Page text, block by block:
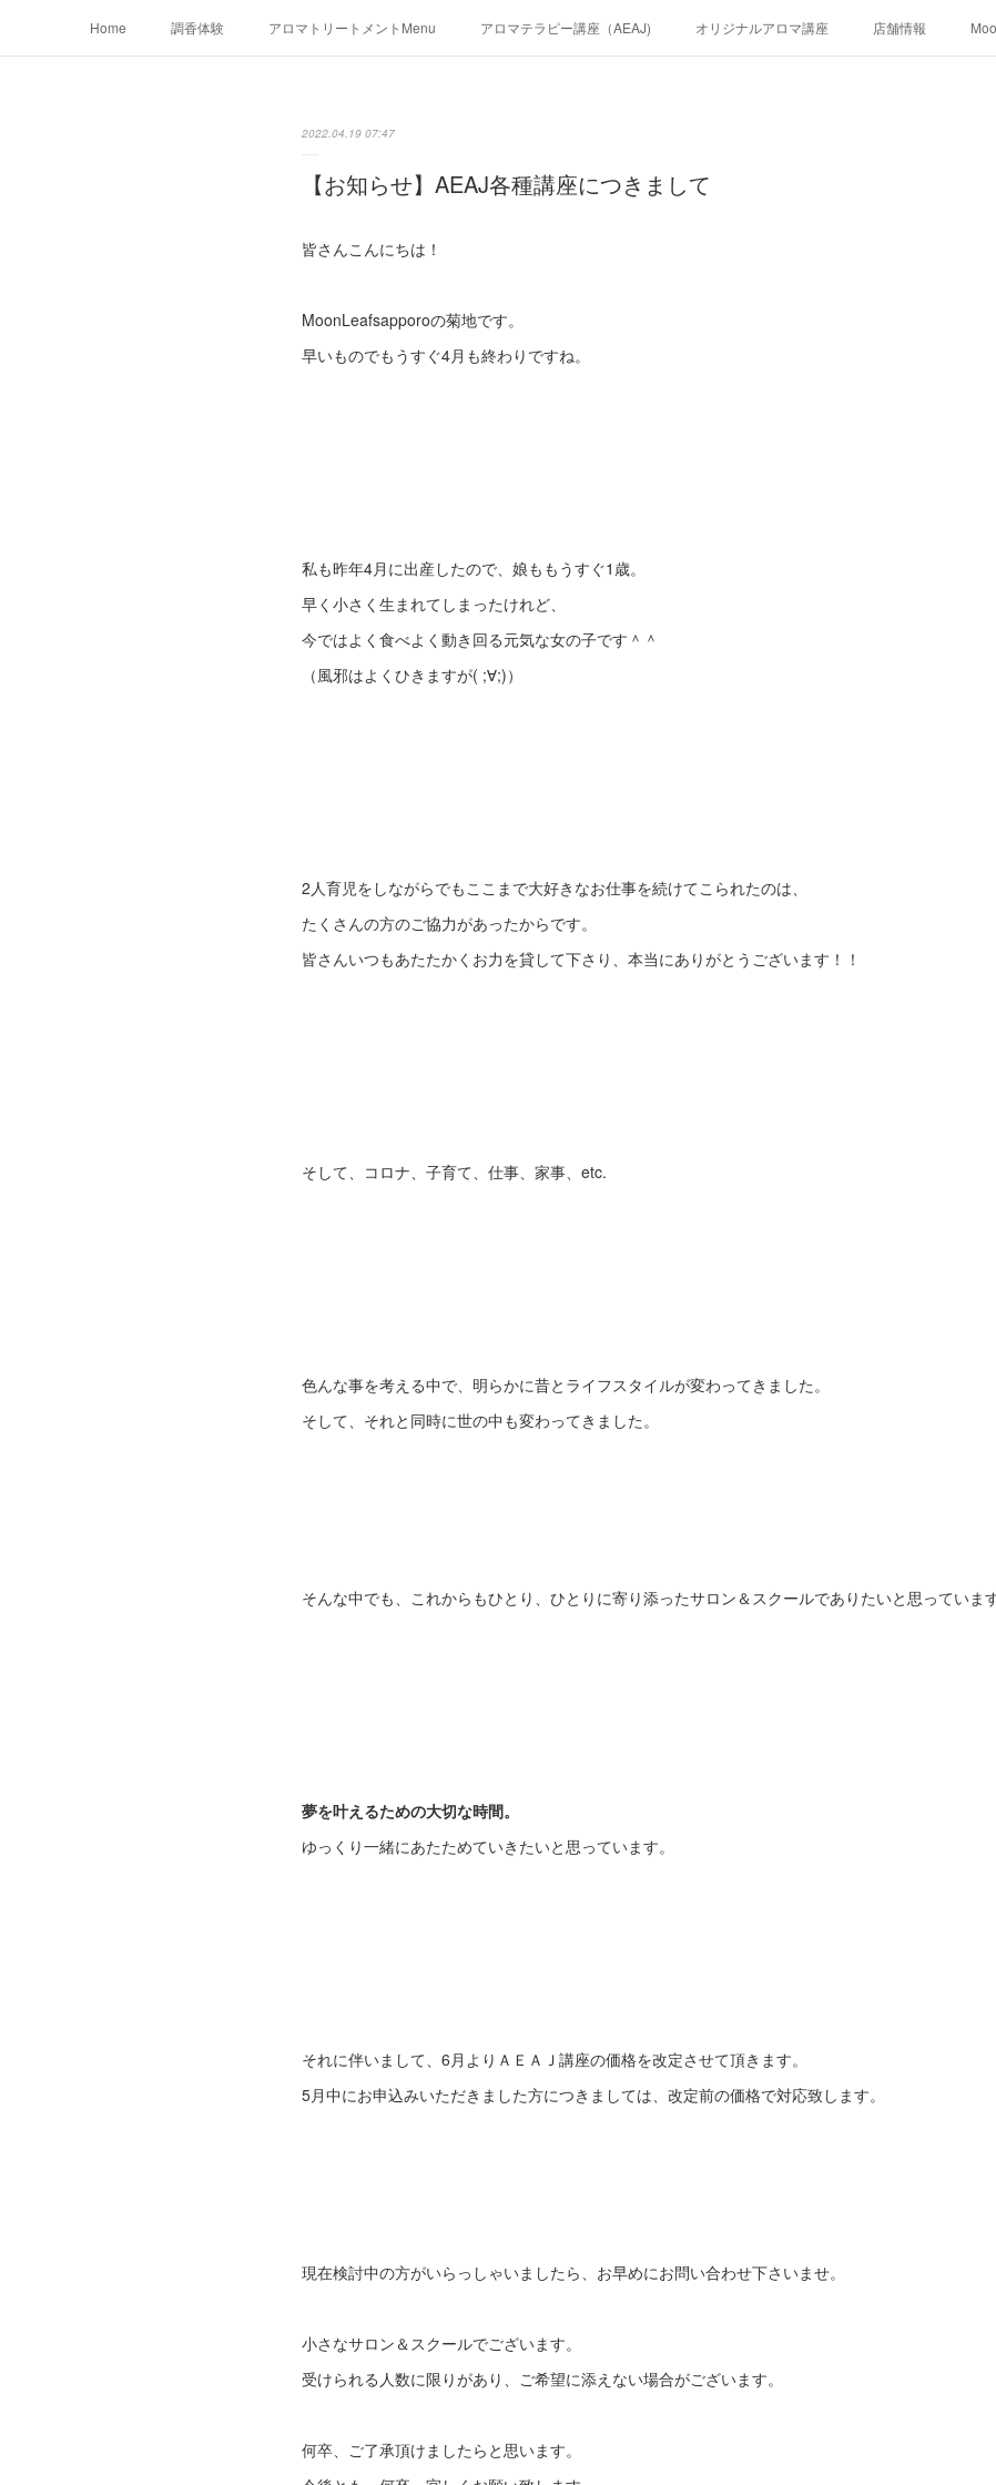
Home 調香体験 アロマトリートメントMenu アロマテラピー講座（AEAJ) オリジナルアロマ講座 店舗情報
2022.04.19 07:47
【お知らせ】AEAJ各種講座につきまして
皆さんこんにちは！
MoonLeafsapporoの菊地です。
早いものでもうすぐ4月も終わりですね。
私も昨年4月に出産したので、娘ももうすぐ1歳。
早く小さく生まれてしまったけれど、
今ではよく食べよく動き回る元気な女の子です＾＾
（風邪はよくひきますが( ;∀;)）
2人育児をしながらでもここまで大好きなお仕事を続けてこられたのは、
たくさんの方のご協力があったからです。
皆さんいつもあたたかくお力を貸して下さり、本当にありがとうございます！！
そして、コロナ、子育て、仕事、家事、etc.
色んな事を考える中で、明らかに昔とライフスタイルが変わってきました。
そして、それと同時に世の中も変わってきました。
そんな中でも、これからもひとり、ひとりに寄り添ったサロン＆スクールでありたいと思っています
夢を叶えるための大切な時間。
ゆっくり一緒にあたためていきたいと思っています。
それに伴いまして、6月よりＡＥＡＪ講座の価格を改定させて頂きます。
5月中にお申込みいただきました方につきましては、改定前の価格で対応致します。
現在検討中の方がいらっしゃいましたら、お早めにお問い合わせ下さいませ。
小さなサロン＆スクールでございます。
受けられる人数に限りがあり、ご希望に添えない場合がございます。
何卒、ご了承頂けましたらと思います。